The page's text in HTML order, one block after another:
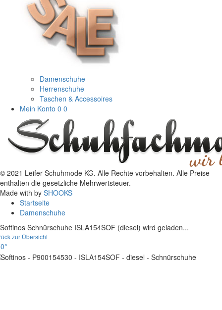
Damenschuhe
Herrenschuhe
Taschen & Accessoires
Mein Konto 0 0
© 2021 Leifer Schuhmode KG. Alle Rechte vorbehalten. Alle Preise
enthalten die gesetzliche Mehrwertsteuer.
Made with by SHOOKS
Startseite
Damenschuhe
Softinos Schnürschuhe ISLA154SOF (diesel) wird geladen...
zur Übersicht